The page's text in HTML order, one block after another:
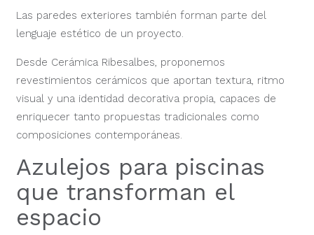
Las paredes exteriores también forman parte del
lenguaje estético de un proyecto.
Desde Cerámica Ribesalbes, proponemos
revestimientos cerámicos que aportan textura, ritmo
visual y una identidad decorativa propia, capaces de
enriquecer tanto propuestas tradicionales como
composiciones contemporáneas.
Azulejos para piscinas
que transforman el
espacio